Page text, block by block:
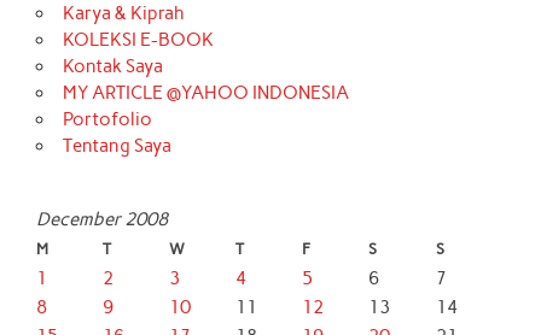
Karya & Kiprah
KOLEKSI E-BOOK
Kontak Saya
MY ARTICLE @YAHOO INDONESIA
Portofolio
Tentang Saya
December 2008
M T W T F S S
1 2 3 4 5 6
7
8
9 10 11 12 13
14